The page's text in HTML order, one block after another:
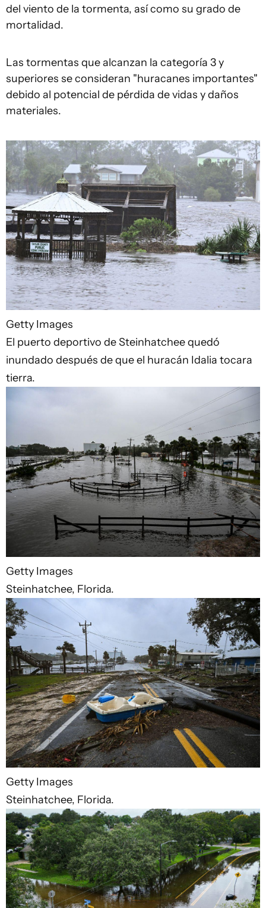
del viento de la tormenta, así como su grado de
mortalidad.
Las tormentas que alcanzan la categoría 3 y
superiores se consideran "huracanes importantes"
debido al potencial de pérdida de vidas y daños
materiales.
Getty Images
El puerto deportivo de Steinhatchee quedó
inundado después de que el huracán Idalia tocara
tierra.
Getty Images
Steinhatchee, Florida.
Getty Images
Steinhatchee, Florida.